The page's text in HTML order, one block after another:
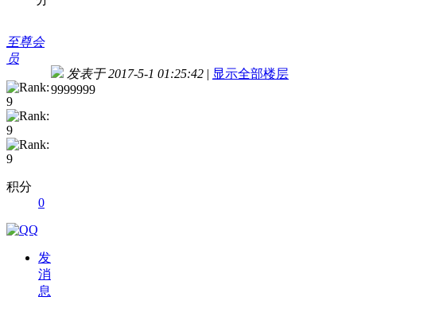
至尊会
员
积分
0
发
消
息
发表于 2017-5-1 01:25:42 | 显示全部楼层
9999999